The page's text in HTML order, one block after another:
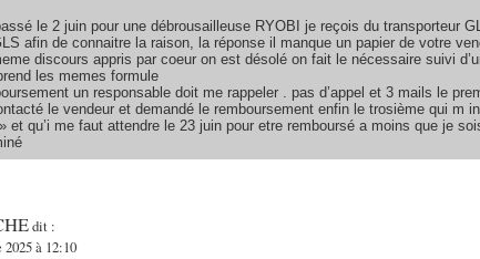
le 2 juin pour une débrousailleuse RYOBI je reçois du transporteur
afin de connaitre la raison, la réponse il manque un papier de votre
discours appris par coeur on est désolé on fait le nécessaire suivi
les memes formule
un responsable doit me rappeler . pas d’appel et 3 mails le
le vendeur et demandé le remboursement enfin le trosième qui m
et qu’i me faut attendre le 23 juin pour etre remboursé a moins que je
dit :
à 12:10